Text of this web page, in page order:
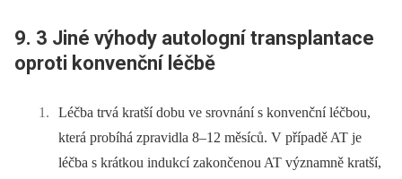
9. 3 Jiné výhody autologní transplantace
oproti konvenční léčbě
Léčba trvá kratší dobu ve srovnání s konvenční léčbou,
která probíhá zpravidla 8–12 měsíců. V případě AT je
léčba s krátkou indukcí zakončenou AT významně kratší,